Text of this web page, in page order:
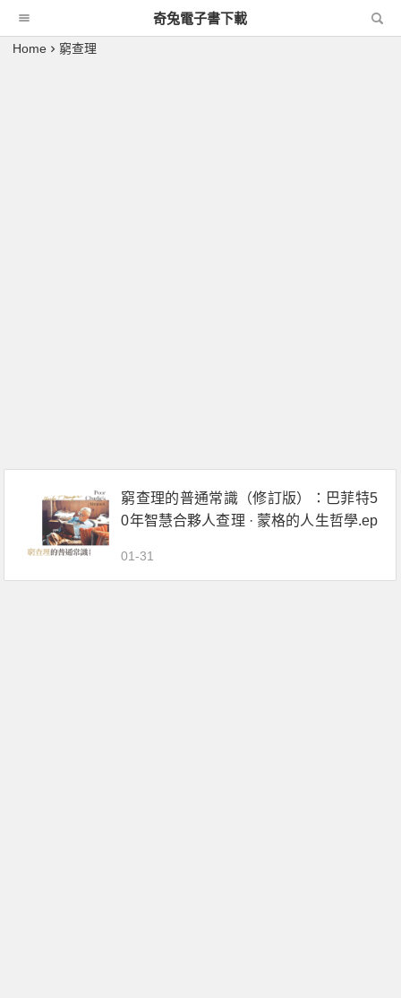
奇兔電子書下載
Home 窮查理
窮查理的普通常識（修訂版）：巴菲特5
0年智慧合夥人查理 · 蒙格的人生哲學.ep
01-31